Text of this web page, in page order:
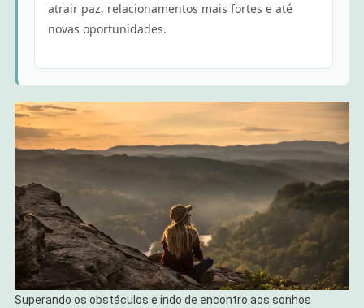
atrair paz, relacionamentos mais fortes e até
novas oportunidades.
Superando os obstáculos e indo de encontro aos sonhos